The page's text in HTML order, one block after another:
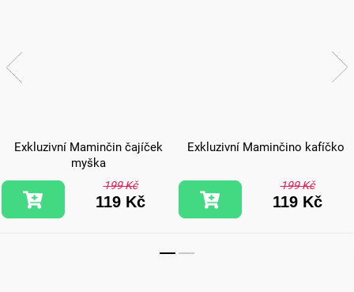
Exkluzivní Maminčin čajíček
myška
199 Kč
119 Kč
Exkluzivní Maminčino kafíčko
199 Kč
119 Kč